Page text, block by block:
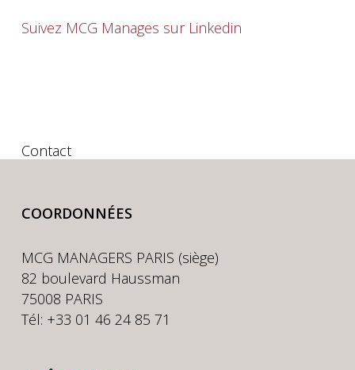
Suivez MCG Manages sur Linkedin
Contact
COORDONNÉES
MCG MANAGERS PARIS (siège)
82 boulevard Haussman
75008 PARIS
Tél: +33 01 46 24 85 71